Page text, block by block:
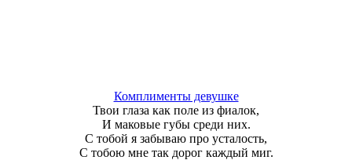
Комплименты девушке
Твои глаза как поле из фиалок,
И маковые губы среди них.
С тобой я забываю про усталость,
С тобою мне так дорог каждый миг.